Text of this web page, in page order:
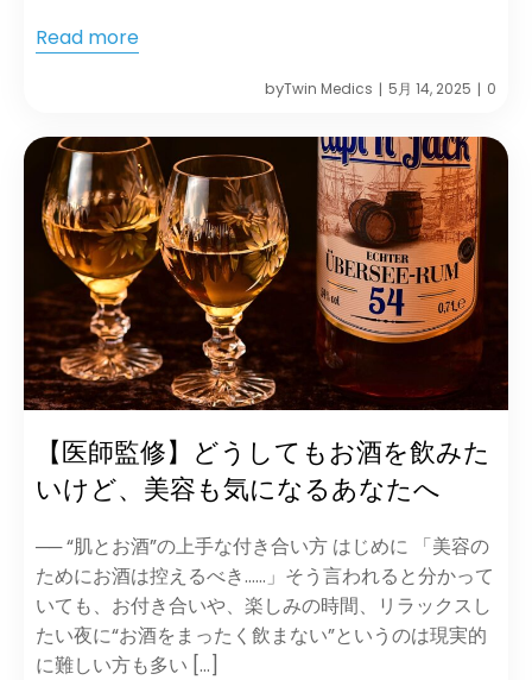
Read more
byTwin Medics | 5月 14, 2025 | 0
【医師監修】どうしてもお酒を飲みた
いけど、美容も気になるあなたへ
── “肌とお酒”の上手な付き合い方 はじめに 「美容の
ためにお酒は控えるべき……」そう言われると分かって
いても、お付き合いや、楽しみの時間、リラックスし
たい夜に“お酒をまったく飲まない”というのは現実的
に難しい方も多い […]